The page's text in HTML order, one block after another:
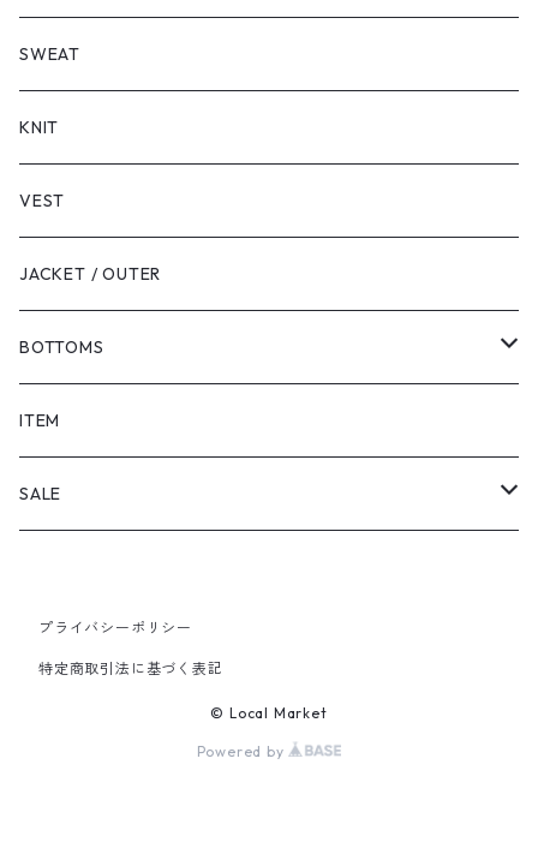
LONG SLEEVE
SHORT SLEEVE
LONG SLEEVE
SWEAT
KNIT
VEST
JACKET / OUTER
BOTTOMS
SHORTS
PANTS
ITEM
SALE
PANTS
プライバシーポリシー
特定商取引法に基づく表記
© Local Market
Powered by